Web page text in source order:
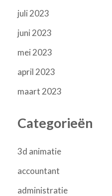
juli 2023
juni 2023
mei 2023
april 2023
maart 2023
Categorieën
3d animatie
accountant
administratie